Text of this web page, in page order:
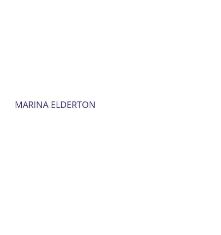
MARINA ELDERTON